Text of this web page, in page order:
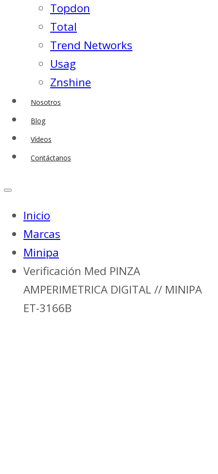
Topdon
Total
Trend Networks
Usag
Znshine
Nosotros
Blog
Vídeos
Contáctanos
Inicio
Marcas
Minipa
Verificación Med PINZA
AMPERIMETRICA DIGITAL // MINIPA
ET-3166B